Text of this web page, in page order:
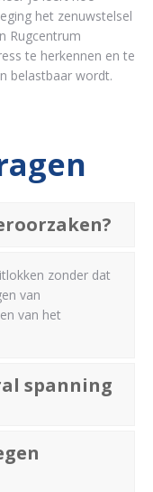
het zenuwstelsel
Rugcentrum
te herkennen en te
belastbaar wordt.
zonder dat
van
van het
spanning